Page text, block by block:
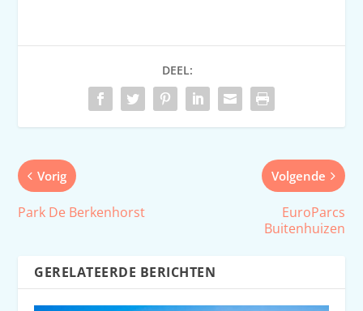
DEEL:
Vorig
Park De Berkenhorst
Volgende
EuroParcs
Buitenhuizen
GERELATEERDE BERICHTEN